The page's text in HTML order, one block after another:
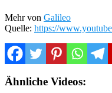
Mehr von Galileo
Quelle: https://
Ähnliche Videos: